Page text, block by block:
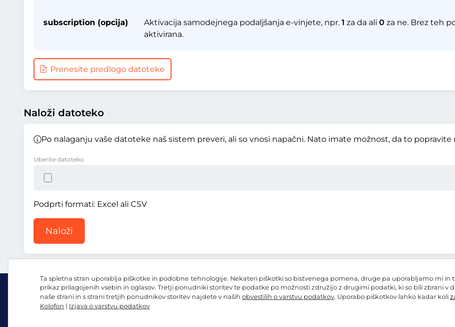
Ta spletna stran uporablja piškotke in podobne tehnologije. Nekateri piškotki so bistvenega pomena, druge pa uporabljamo mi
prikaz prilagojenih vsebin in oglasov. Tretji ponudniki storitev te podatke po možnosti združijo z drugimi podatki, ki so bili zbrani v
naše strani in s strani tretjih ponudnikov storitev najdete v naših obvestilih o varstvu podatkov. Uporabo piškotkov lahko kadar koli
Kolofon | Izjava o varstvu podatkov
subscription (opcija) Aktivacija samodejnega podaljšanja e-vinjete, npr. 1 za da ali 0 za ne. Brez teh
aktivirana.
Prenesite predlogo datoteke
Naloži datoteko
Po nalaganju vaše datoteke naš sistem preveri, ali so vnosi napačni. Nato imate možnost, da to
Izberite datoteko
Podprti formati: Excel ali CSV
Naloži